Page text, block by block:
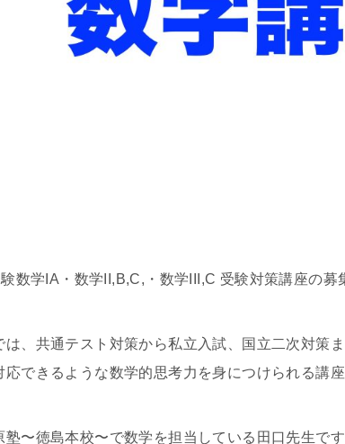
数学IA・数学II,B,C,・数学III,C 受験対策講座の募
は、共通テスト対策から私立入試、国立二次対策
応できるような数学的思考力を身につけられる講座
〜徳島本校〜で数学を担当している田口先生です